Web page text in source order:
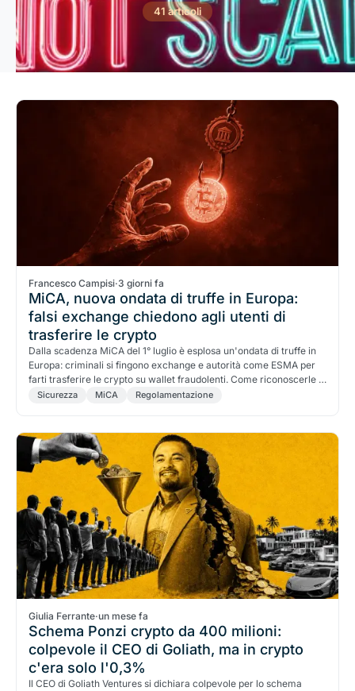
41 articoli
Francesco Campisi·3 giorni fa
MiCA, nuova ondata di truffe in Europa:
falsi exchange chiedono agli utenti di
trasferire le crypto
Dalla scadenza MiCA del 1° luglio è esplosa un'ondata di truffe in
Europa: criminali si fingono exchange e autorità come ESMA per
farti trasferire le crypto su wallet fraudolenti. Come riconoscerle e
come verificare un operatore in Italia.
Sicurezza MiCA Regolamentazione
Giulia Ferrante·un mese fa
Schema Ponzi crypto da 400 milioni:
colpevole il CEO di Goliath, ma in crypto
c'era solo l'0,3%
Il CEO di Goliath Ventures si dichiara colpevole per lo schema